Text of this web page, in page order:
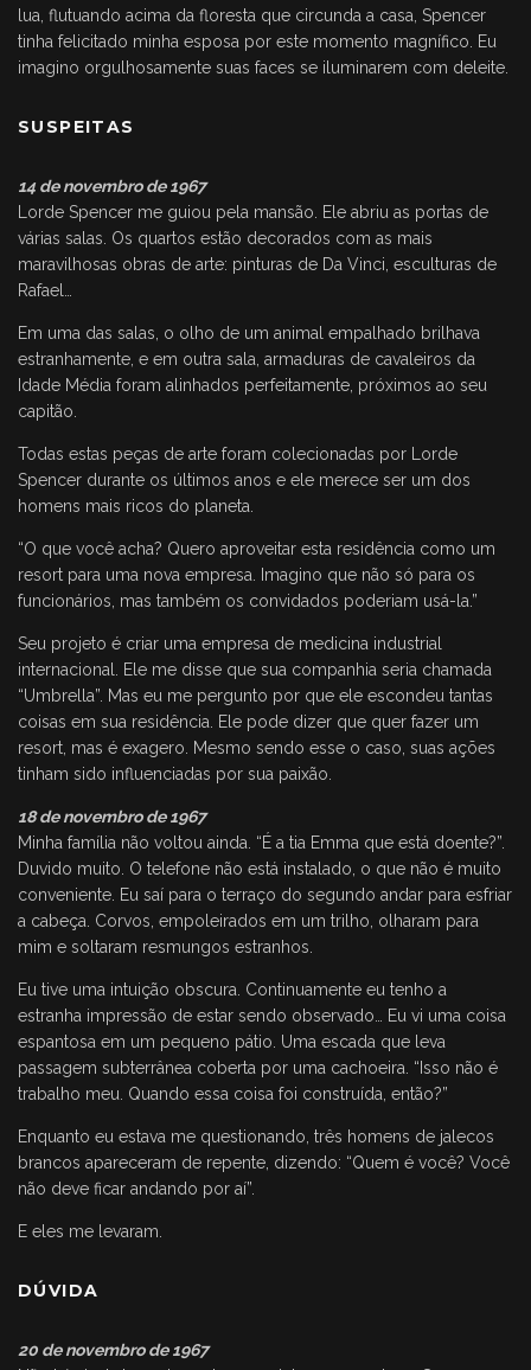
lua, flutuando acima da floresta que circunda a casa, Spencer
tinha felicitado minha esposa por este momento magnífico. Eu
imagino orgulhosamente suas faces se iluminarem com deleite.
SUSPEITAS
14 de novembro de 1967
Lorde Spencer me guiou pela mansão. Ele abriu as portas de
várias salas. Os quartos estão decorados com as mais
maravilhosas obras de arte: pinturas de Da Vinci, esculturas de
Rafael…
Em uma das salas, o olho de um animal empalhado brilhava
estranhamente, e em outra sala, armaduras de cavaleiros da
Idade Média foram alinhados perfeitamente, próximos ao seu
capitão.
Todas estas peças de arte foram colecionadas por Lorde
Spencer durante os últimos anos e ele merece ser um dos
homens mais ricos do planeta.
“O que você acha? Quero aproveitar esta residência como um
resort para uma nova empresa. Imagino que não só para os
funcionários, mas também os convidados poderiam usá-la.”
Seu projeto é criar uma empresa de medicina industrial
internacional. Ele me disse que sua companhia seria chamada
“Umbrella”. Mas eu me pergunto por que ele escondeu tantas
coisas em sua residência. Ele pode dizer que quer fazer um
resort, mas é exagero. Mesmo sendo esse o caso, suas ações
tinham sido influenciadas por sua paixão.
18 de novembro de 1967
Minha família não voltou ainda. “É a tia Emma que está doente?”.
Duvido muito. O telefone não está instalado, o que não é muito
conveniente. Eu saí para o terraço do segundo andar para esfriar
a cabeça. Corvos, empoleirados em um trilho, olharam para
mim e soltaram resmungos estranhos.
Eu tive uma intuição obscura. Continuamente eu tenho a
estranha impressão de estar sendo observado… Eu vi uma coisa
espantosa em um pequeno pátio. Uma escada que leva
passagem subterrânea coberta por uma cachoeira. “Isso não é
trabalho meu. Quando essa coisa foi construída, então?”
Enquanto eu estava me questionando, três homens de jalecos
brancos apareceram de repente, dizendo: “Quem é você? Você
não deve ficar andando por aí”.
E eles me levaram.
DÚVIDA
20 de novembro de 1967